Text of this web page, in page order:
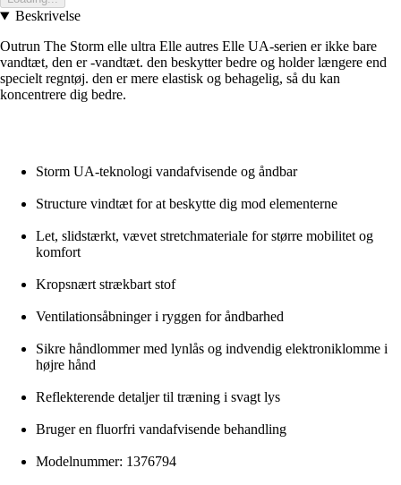
Beskrivelse
Outrun The Storm elle ultra Elle autres Elle UA-serien er ikke bare
vandtæt, den er -vandtæt. den beskytter bedre og holder længere end
specielt regntøj. den er mere elastisk og behagelig, så du kan
koncentrere dig bedre.
Storm UA-teknologi vandafvisende og åndbar
Structure vindtæt for at beskytte dig mod elementerne
Let, slidstærkt, vævet stretchmateriale for større mobilitet og
komfort
Kropsnært strækbart stof
Ventilationsåbninger i ryggen for åndbarhed
Sikre håndlommer med lynlås og indvendig elektroniklomme i
højre hånd
Reflekterende detaljer til træning i svagt lys
Bruger en fluorfri vandafvisende behandling
Modelnummer: 1376794